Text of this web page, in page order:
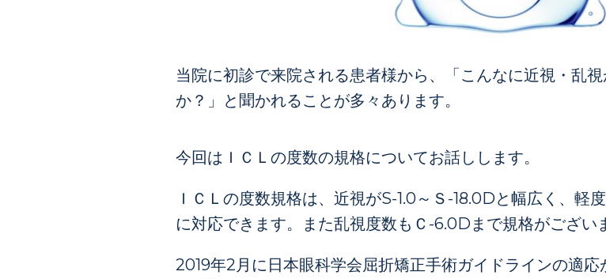
当院に初診で来院される患者様から、「こんなに近視・乱
か？」と聞かれることが多々あります。
今回はＩＣＬの度数の規格についてお話しします。
ＩＣＬの度数規格は、近視がS-1.0～Ｓ-18.0Dと幅広く、軽
に対応できます。また乱視度数もＣ-6.0Dまで規格がござい
2019年2月に日本眼科学会屈折矯正手術ガイドラインの適